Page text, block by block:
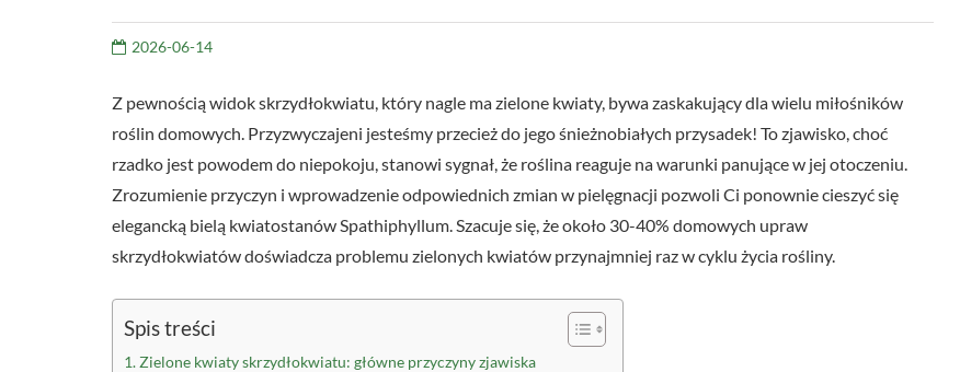
2026-06-14
Z pewnością widok skrzydłokwiatu, który nagle ma zielone kwiaty, bywa zaskakujący dla wielu miłośników
roślin domowych. Przyzwyczajeni jesteśmy przecież do jego śnieżnobiałych przysadek! To zjawisko, choć
rzadko jest powodem do niepokoju, stanowi sygnał, że roślina reaguje na warunki panujące w jej otoczeniu.
Zrozumienie przyczyn i wprowadzenie odpowiednich zmian w pielęgnacji pozwoli Ci ponownie cieszyć się
elegancką bielą kwiatostanów Spathiphyllum. Szacuje się, że około 30-40% domowych upraw
skrzydłokwiatów doświadcza problemu zielonych kwiatów przynajmniej raz w cyklu życia rośliny.
Spis treści
Zielone kwiaty skrzydłokwiatu: główne przyczyny zjawiska